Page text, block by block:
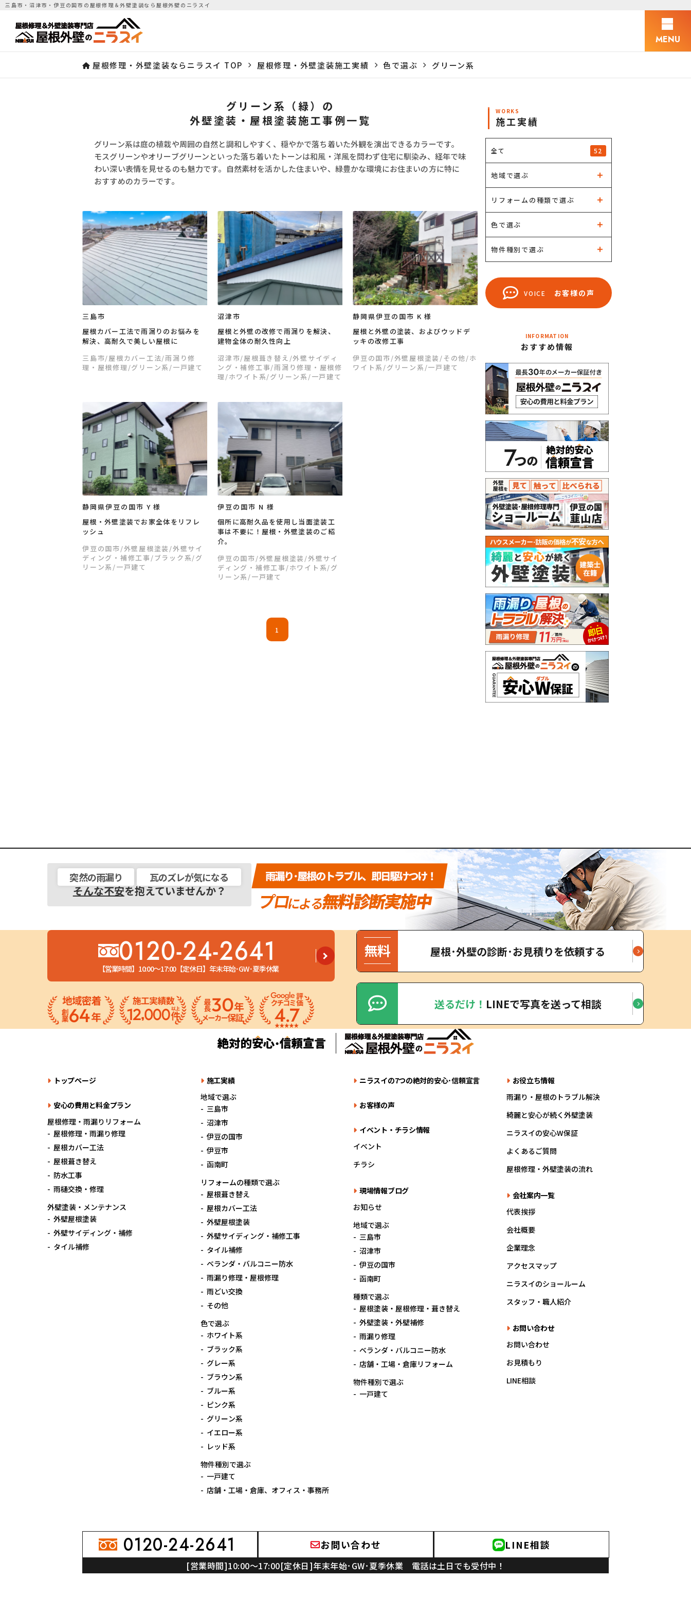
三島市・沼津市・伊豆の国市の屋根修理＆外壁塗装なら屋根外壁のニラスイ
MENU
屋根修理・外壁塗装ならニラスイ TOP 屋根修理・外壁塗装施工実績 色で選ぶ グリーン系
0120-24-2641 お問い合わせ LINE相談
[営業時間]10:00～17:00[定休日]年末年始･GW･夏季休業 電話は土日でも受付中！
グリーン系（緑）の
外壁塗装・屋根塗装施工事例一覧
グリーン系は庭の植栽や周囲の自然と調和しやすく、穏やかで落ち着いた外観を演出できるカラーです。
モスグリーンやオリーブグリーンといった落ち着いたトーンは和風・洋風を問わず住宅に馴染み、経年で味
わい深い表情を見せるのも魅力です。自然素材を活かした住まいや、緑豊かな環境にお住まいの方に特に
おすすめのカラーです。
三島市
屋根カバー工法で雨漏りのお悩みを
解決、高耐久で美しい屋根に
三島市/屋根カバー工法/雨漏り修
理・屋根修理 /グリーン系 /一戸建て
沼津市
屋根と外壁の改修で雨漏りを解決、
建物全体の耐久性向上
沼津市/屋根葺き替え /外壁サイディ
ング・補修工事/雨漏り修理・屋根修
理 /ホワイト系/グリーン系 /一戸建て
静岡県伊豆の国市 K 様
屋根と外壁の塗装、およびウッドデ
ッキの改修工事
伊豆の国市/外壁屋根塗装 /その他/ホ
ワイト系 /グリーン系 /一戸建て
静岡県伊豆の国市 Y 様
屋根・外壁塗装でお家全体をリフレ
ッシュ
伊豆の国市/外壁屋根塗装 /外壁サイ
ディング・補修工事 /ブラック系/グ
リーン系 /一戸建て
伊豆の国市 N 様
個所に高耐久品を使用し当面塗装工
事は不要に！屋根・外壁塗装のご紹
介。
伊豆の国市/外壁屋根塗装 /外壁サイ
ディング・補修工事 /ホワイト系/グ
リーン系 /一戸建て
1
WORKS
施工実績
全て 52
地域で選ぶ
リフォームの種類で選ぶ
色で選ぶ
物件種別で選ぶ
VOICE お客様の声
INFORMATION
おすすめ情報
突然の雨漏り 瓦のズレが気になる
そんな不安を抱えていませんか？
0120-24-2641
【営業時間】10:00～17:00【定休日】年末年始･GW･夏季休業
屋根･外壁の診断･お見積りを依頼する
送るだけ！ LINEで写真を送って相談
トップページ
安心の費用と料金プラン
屋根修理・雨漏りリフォーム
屋根修理・雨漏り修理
屋根カバー工法
屋根葺き替え
防水工事
雨樋交換・修理
外壁塗装・メンテナンス
外壁屋根塗装
外壁サイディング・補修
タイル補修
施工実績
地域で選ぶ
三島市
沼津市
伊豆の国市
伊豆市
函南町
リフォームの種類で選ぶ
屋根葺き替え
屋根カバー工法
外壁屋根塗装
外壁サイディング・補修工事
タイル補修
ベランダ・バルコニー防水
雨漏り修理・屋根修理
雨どい交換
その他
色で選ぶ
ホワイト系
ブラック系
グレー系
ブラウン系
ブルー系
ピンク系
グリーン系
イエロー系
レッド系
物件種別で選ぶ
一戸建て
店舗・工場・倉庫、オフィス・事務所
ニラスイの7つの絶対的安心･信頼宣言
お客様の声
イベント・チラシ情報
イベント
チラシ
現場情報ブログ
お知らせ
地域で選ぶ
三島市
沼津市
伊豆の国市
函南町
種類で選ぶ
屋根塗装・屋根修理・葺き替え
外壁塗装・外壁補修
雨漏り修理
ベランダ・バルコニー防水
店舗・工場・倉庫リフォーム
物件種別で選ぶ
一戸建て
お役立ち情報
雨漏り・屋根のトラブル解決
綺麗と安心が続く外壁塗装
ニラスイの安心W保証
よくあるご質問
屋根修理・外壁塗装の流れ
会社案内一覧
代表挨拶
会社概要
企業理念
アクセスマップ
ニラスイのショールーム
スタッフ・職人紹介
お問い合わせ
お問い合わせ
お見積もり
LINE相談